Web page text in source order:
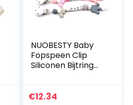
NUOBESTY Baby
Fopspeen Clip
Siliconen Bijtring
Speelgoed Voor
€12.34